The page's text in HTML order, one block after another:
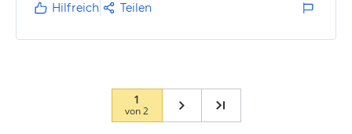
Hilfreich Teilen
1
von2